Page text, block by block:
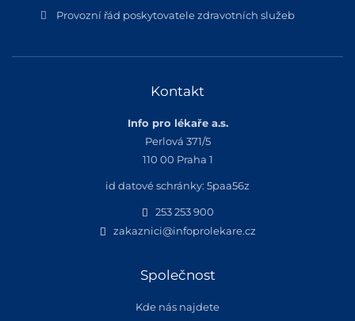
Provozní řád poskytovatele zdravotních služeb
Kontakt
Info pro lékaře a.s.
Perlová 371/5
110 00 Praha 1
id datové schránky: 5paa56z
253 253 900
zakaznici@infoprolekare.cz
Společnost
Kde nás najdete